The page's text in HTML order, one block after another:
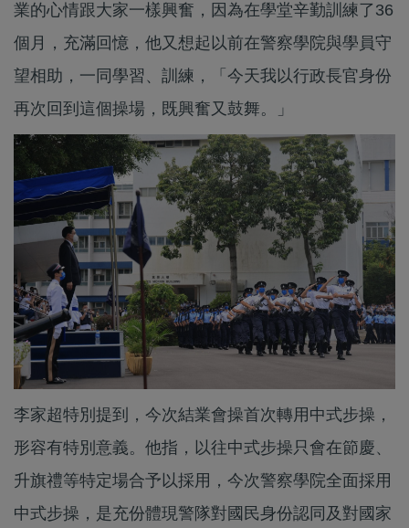
業的心情跟大家一樣興奮，因為在學堂辛勤訓練了36
個月，充滿回憶，他又想起以前在警察學院與學員守
望相助，一同學習、訓練，「今天我以行政長官身份
再次回到這個操場，既興奮又鼓舞。」
李家超特別提到，今次結業會操首次轉用中式步操，
形容有特別意義。他指，以往中式步操只會在節慶、
升旗禮等特定場合予以採用，今次警察學院全面採用
中式步操，是充份體現警隊對國民身份認同及對國家